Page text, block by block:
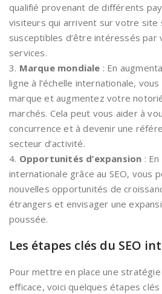
qualifié provenant de différents
visiteurs qui arrivent sur votre site
susceptibles d’être intéressés par
services.
3. Marque mondiale : En
ligne à l’échelle internationale,
marque et augmentez votre
marchés. Cela peut vous aider à
concurrence et à devenir une
secteur d’activité.
4. Opportunités d’expansion :
internationale grâce au SEO, vous
nouvelles opportunités de
étrangers et envisager une
poussée.
Les étapes clés du SEO
Pour mettre en place une stratégie
efficace, voici quelques étapes clés